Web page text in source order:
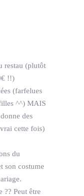
restau (plutôt
!!)
(farfelues
^^) MAIS
des
cette fois)
du
son costume
?? Peut être